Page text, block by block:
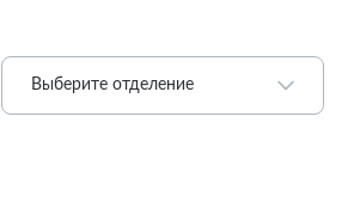
Выберите отделение